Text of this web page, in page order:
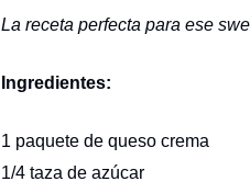
La receta perfecta para ese
Ingredientes:
1 paquete de queso crema
1/4 taza de azúcar